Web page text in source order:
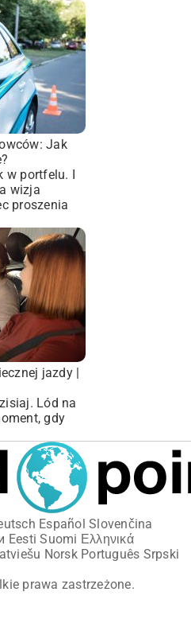
Jak
w portfelu. I
wizja
proszenia
jazdy |
Lód na
gdy
Español Slovenčina
Eesti Suomi Ελληνικά
Norsk Português Srpski
prawa zastrzeżone.